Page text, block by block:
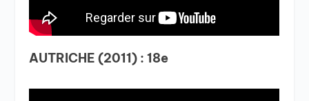
AUTRICHE (2011) : 18e